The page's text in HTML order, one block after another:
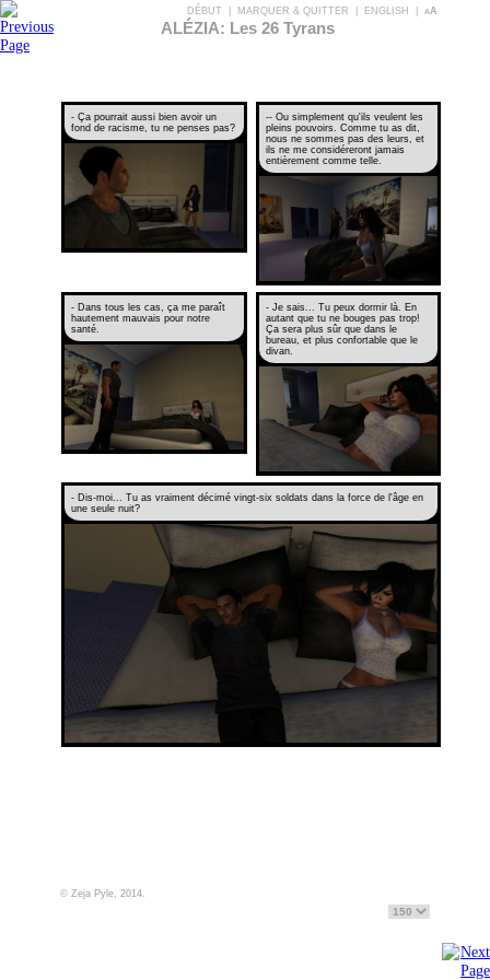
DÉBUT MARQUER & QUITTER ENGLISH aA
ALÉZIA: Les 26 Tyrans
- Ça pourrait aussi bien avoir un
fond de racisme, tu ne penses pas?
-- Ou simplement qu'ils veulent les
pleins pouvoirs. Comme tu as dit,
nous ne sommes pas des leurs, et
ils ne me considéreront jamais
entièrement comme telle.
- Dans tous les cas, ça me paraît
hautement mauvais pour notre
santé.
- Je sais... Tu peux dormir là. En
autant que tu ne bouges pas trop!
Ça sera plus sûr que dans le
bureau, et plus confortable que le
divan.
- Dis-moi... Tu as vraiment décimé vingt-six soldats dans la force de l'âge en
une seule nuit?
© Zeja Pyle, 2014.